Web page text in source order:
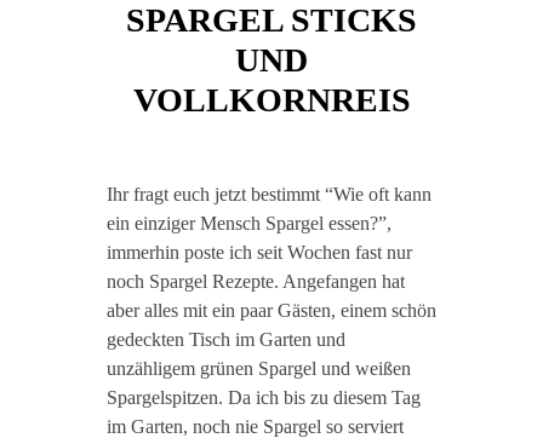
SPARGEL STICKS
UND
VOLLKORNREIS
Ihr fragt euch jetzt bestimmt “Wie oft kann
ein einziger Mensch Spargel essen?”,
immerhin poste ich seit Wochen fast nur
noch Spargel Rezepte. Angefangen hat
aber alles mit ein paar Gästen, einem schön
gedeckten Tisch im Garten und
unzähligem grünen Spargel und weißen
Spargelspitzen. Da ich bis zu diesem Tag
im Garten, noch nie Spargel so serviert